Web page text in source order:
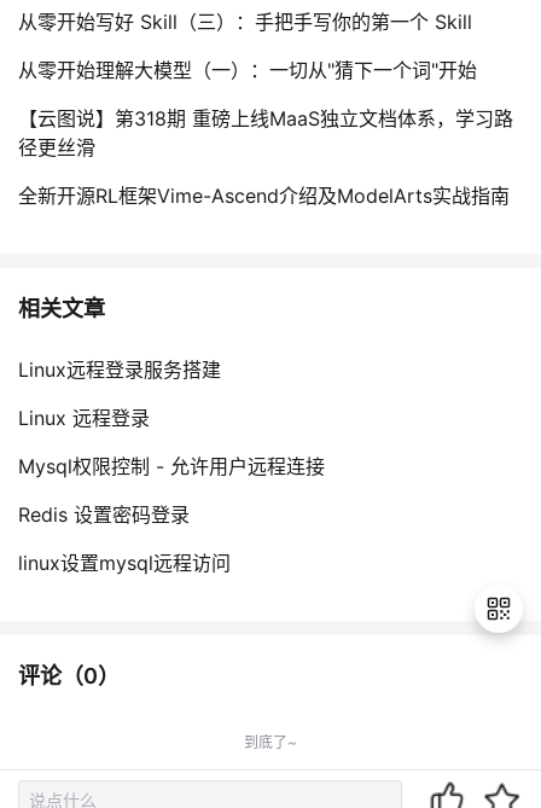
从零开始写好 Skill（三）：手把手写你的第一个 Skill
从零开始理解大模型（一）：一切从"猜下一个词"开始
【云图说】第318期 重磅上线MaaS独立文档体系，学习路
径更丝滑
全新开源RL框架Vime-Ascend介绍及ModelArts实战指南
相关文章
Linux远程登录服务搭建
Linux 远程登录
Mysql权限控制 - 允许用户远程连接
Redis 设置密码登录
linux设置mysql远程访问
评论（0）
到底了~